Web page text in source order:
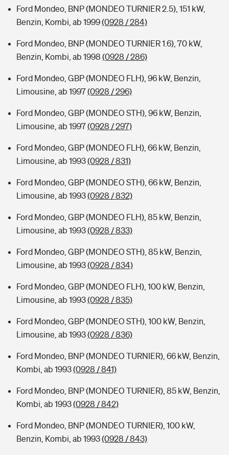
Sie haben Fragen?
Zur Übersicht
Tools
Kinderunfall-Check: Mehr Sicherheit für deine Kids
Sie haben Fragen?
Ford Mondeo, BNP (MONDEO TURNIER 2.5), 151 kW,
Benzin, Kombi, ab 1999(0928 / 284)
Ford Mondeo, BNP (MONDEO TURNIER 1.6), 70 kW,
Benzin, Kombi, ab 1998 (0928 / 286)
Ford Mondeo, GBP (MONDEO FLH), 96 kW, Benzin,
Limousine, ab 1997(0928 / 296)
Ford Mondeo, GBP (MONDEO STH), 96 kW, Benzin,
Limousine, ab 1997(0928 / 297)
Ford Mondeo, GBP (MONDEO FLH), 66 kW, Benzin,
Limousine, ab 1993(0928 / 831)
Ford Mondeo, GBP (MONDEO STH), 66 kW, Benzin,
Limousine, ab 1993(0928 / 832)
Ford Mondeo, GBP (MONDEO FLH), 85 kW, Benzin,
Limousine, ab 1993(0928 / 833)
Ford Mondeo, GBP (MONDEO STH), 85 kW, Benzin,
Limousine, ab 1993(0928 / 834)
Ford Mondeo, GBP (MONDEO FLH), 100 kW, Benzin,
Limousine, ab 1993(0928 / 835)
Ford Mondeo, GBP (MONDEO STH), 100 kW, Benzin,
Limousine, ab 1993(0928 / 836)
Ford Mondeo, BNP (MONDEO TURNIER), 66 kW, Benzin,
Kombi, ab 1993(0928 / 841)
Ford Mondeo, BNP (MONDEO TURNIER), 85 kW, Benzin,
Kombi, ab 1993(0928 / 842)
Ford Mondeo, BNP (MONDEO TURNIER), 100 kW,
Benzin, Kombi, ab 1993(0928 / 843)